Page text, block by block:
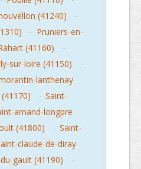
(41240)
-
- Pruniers-en-
(41160)
-
sur-loire (41150)
-
lanthenay
- Saint-
amand-longpre
(41800) - Saint-
claude-de-diray
gault (41190)
-